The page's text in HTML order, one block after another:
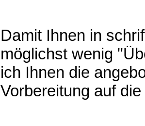
Damit Ihnen in
möglichst wenig
ich Ihnen die
Vorbereitung auf